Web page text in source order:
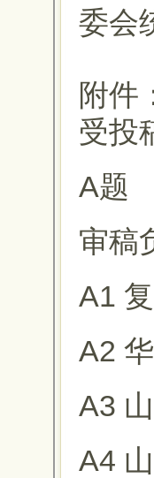
委会
附件
受投
A题
审稿
A1
A2
A3
A4